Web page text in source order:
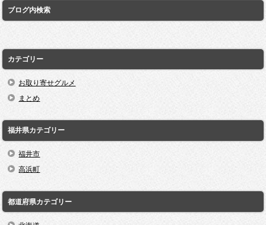
ブログ内検索
カテゴリー
お取り寄せグルメ
まとめ
福井県カテゴリー
福井市
高浜町
都道府県カテゴリー